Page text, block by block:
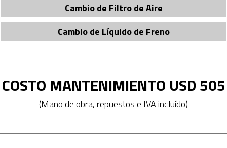
COSTO MANTENIMIENTO USD 505
(Mano de obra, repuestos e IVA incluído)
Cambio de Filtro de Aire
Cambio de Lí­quido de Freno